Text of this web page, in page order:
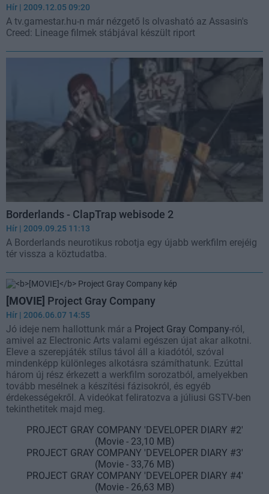
Hír | 2009.12.05 09:20
A tv.gamestar.hu-n már nézgető ls olvasható az Assasin's
Creed: Lineage filmek stábjával készült riport
Borderlands - ClapTrap webisode 2
Hír | 2009.09.25 11:13
A Borderlands neurotikus robotja egy újabb werkfilm erejéig
tér vissza a köztudatba.
[MOVIE] Project Gray Company
Hír | 2006.06.07 14:55
Jó ideje nem hallottunk már a Project Gray Company-ról,
amivel az Electronic Arts valami egészen újat akar alkotni.
Eleve a szerepjáték stílus távol áll a kiadótól, szóval
mindenképp különleges alkotásra számíthatunk. Ezúttal
három új rész érkezett a werkfilm sorozatból, amelyekben
tovább mesélnek a készítési fázisokról, és egyéb
érdekességekről. A videókat feliratozva a júliusi GSTV-ben
tekinthetitek majd meg.
PROJECT GRAY COMPANY 'DEVELOPER DIARY #2'
(Movie - 23,10 MB)
PROJECT GRAY COMPANY 'DEVELOPER DIARY #3'
(Movie - 33,76 MB)
PROJECT GRAY COMPANY 'DEVELOPER DIARY #4'
(Movie - 26,63 MB)